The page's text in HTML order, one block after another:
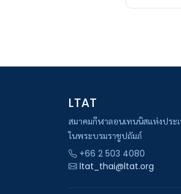
LTAT
สมาคมกีฬาลอนเทนนิสแห่งประ
ในพระบรมราชูปถัมภ์
+66 2 503 4080
ltat_thai@ltat.org